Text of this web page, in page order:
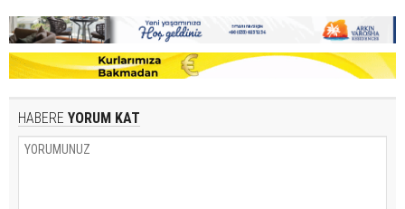
HABERE YORUM KAT